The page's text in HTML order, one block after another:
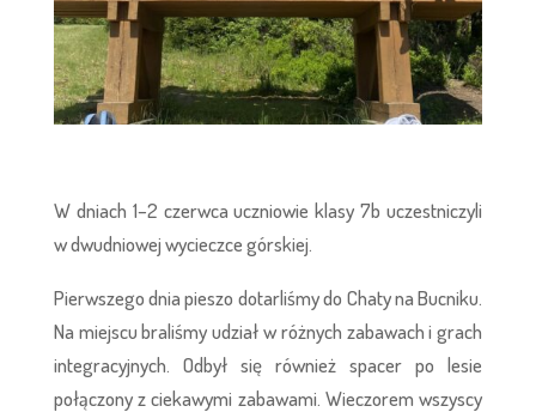
W dniach 1–2 czerwca uczniowie klasy 7b uczestniczyli
w dwudniowej wycieczce górskiej.
Pierwszego dnia pieszo dotarliśmy do Chaty na Bucniku.
Na miejscu braliśmy udział w różnych zabawach i grach
integracyjnych. Odbył się również spacer po lesie
połączony z ciekawymi zabawami. Wieczorem wszyscy